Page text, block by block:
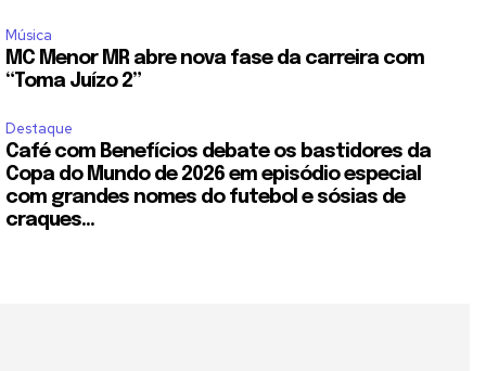
Música
MC Menor MR abre nova fase da carreira com
“Toma Juízo 2”
Destaque
Café com Benefícios debate os bastidores da
Copa do Mundo de 2026 em episódio especial
com grandes nomes do futebol e sósias de
craques...